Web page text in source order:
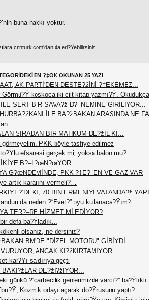
buna hakkı yoktur.
cnnturk.com'dan da eri?Ÿebilirsiniz.
EN ?‡OK OKUNAN 25 YAZI
AK PARTİ'DEN DESTE?žİNİ ?‡EKEMEZ...
Görmü?Ÿ koskoca iki cilt kitap yazmı?Ÿ.
İLE SERT BİR SAVA?ž D?–NEMİNE GİRİLİYOR...
İLE BA?žBAKAN ARASINDA NE
SIRADAN BİR MAHKUM DE?žİL Kİ...
görmeyelim. PKK böyle tasfiye edilmez
efsanesi gerçek mi, yoksa balon mu?
İKİYE B?–L?œN?œYOR
G?œNDEMİNDE, PKK-?‡E?‡EN VE GAZ VAR
artık kararını vermeli?…
70 BİN ERMENİYİ VATANDA?ž
neden ?“Evet?” oyu kullanaca?Ÿım?
TER?–RE HİZMET Mİ EDİYOR?
defa ba?Ÿladık...
olsanız, ne dersiniz?
BM'DE "DİZEL MOTORU" GİBİYDİ...
ANCAK KI?žKIRTAMIYOR...
kar?Ÿı saldırıya geçti
BAKI?žLAR DE?žİ?žİYOR...
günkü ?“darbecilik genlerimizde vardı?”
Kozmik odayı açarak do?Ÿrusunu yaptı?